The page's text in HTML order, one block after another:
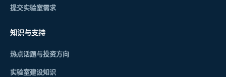
提交实验室需求
知识与支持
热点话题与投资方向
实验室建设知识